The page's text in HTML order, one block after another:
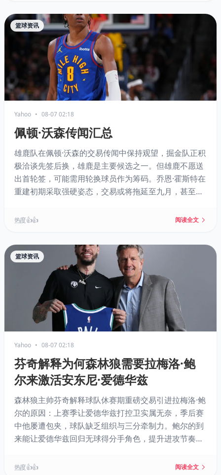
篮球资讯
Yahoo • 08-07 02:18
佩顿·沃森传闻汇总
雄鹿队在佩顿·沃森的交易传闻中保持观望，掘金队正积
极洽谈先签后换，雄鹿是主要候选之一。但雄鹿不愿送
出首轮签，可能需用轮换球员作为筹码。乔恩·霍斯特在
重建初期采取强硬姿态，交易或将拖延至九月，甚至雄
热度 👍👍 阅读全文
篮球资讯
Yahoo • 08-07 02:18
芬奇解释为何森林狼需要拉梅洛·鲍
尔来激活安东尼·爱德华兹
森林狼主帅芬奇解释球队休赛期重磅交易引进拉梅洛·鲍
尔的原因：上赛季让爱德华兹打控卫实属无奈，季后赛
中他屡遭包夹，球队缺乏组织与三分牵制力。鲍尔的到
来能让爱德华兹回归无球得分手角色，提升进攻节奏与
进攻强队，同时为爱德华兹冲击MVP铺路。
热度 👍👍 阅读全文